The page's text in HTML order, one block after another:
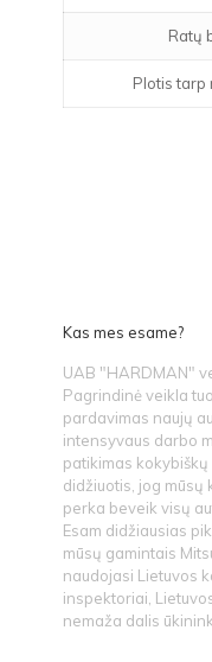
Ratų
Plotis tarp
Kas mes esame?
UAB "HARDMAN"
Pagrindinė veikla
pardavimas naujų
intensyvaus darbo
patikimas
didžiuotis, jog mūsų
perka beveik visų
Esam didžiausias
mūsų gamintais
naudojasi Lietuvos
inspektoriai,
nemaža dalis